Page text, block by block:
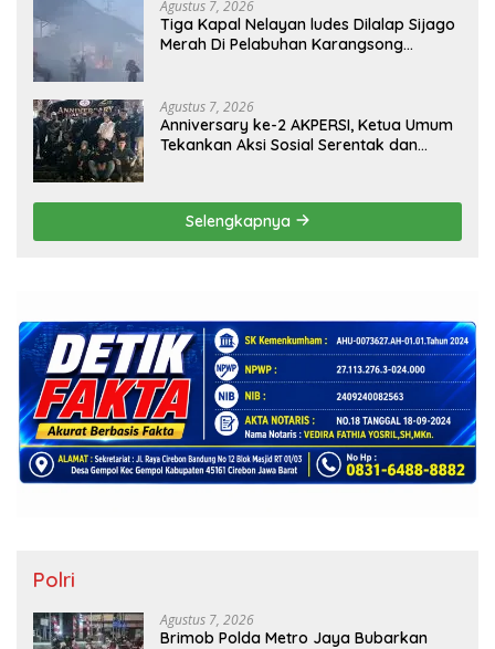
Agustus 7, 2026
Tiga Kapal Nelayan ludes Dilalap Sijago
Merah Di Pelabuhan Karangsong
Agustus 7, 2026
Anniversary ke-2 AKPERSI, Ketua Umum
Tekankan Aksi Sosial Serentak dan
Selengkapnya
Polri
Agustus 7, 2026
Brimob Polda Metro Jaya Bubarkan